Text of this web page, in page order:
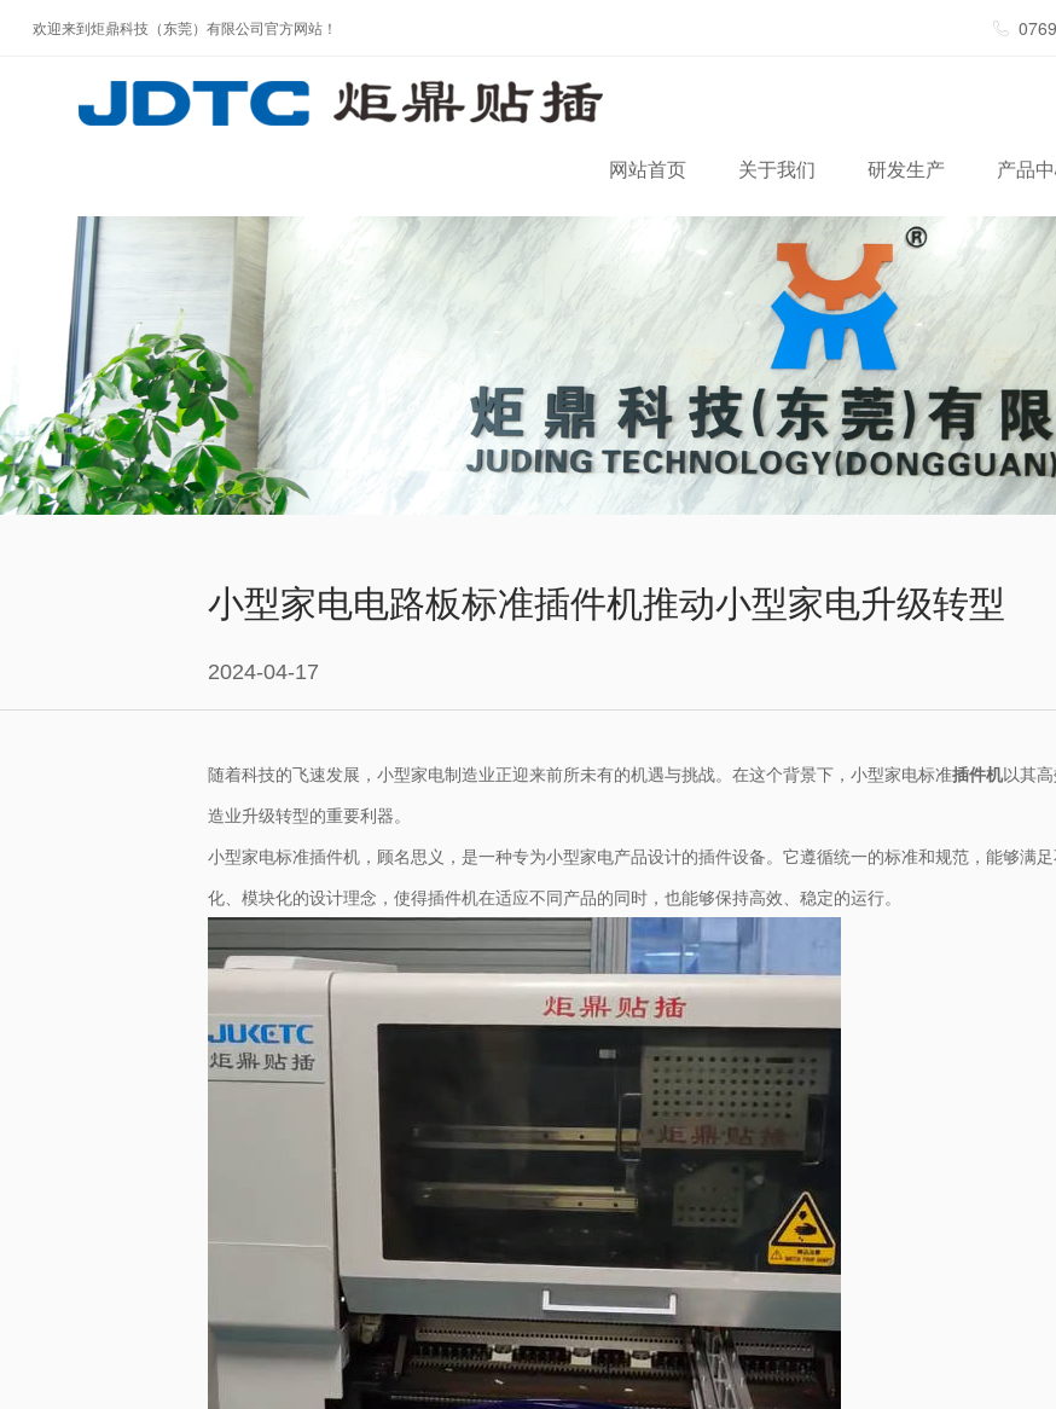
欢迎来到炬鼎科技（东莞）有限公司官方网站！
网站首页 关于我们 研发生产 产品
小型家电电路板标准插件机推动小型家电升级转型
2024-04-17
随着科技的飞速发展，小型家电制造业正迎来前所未有的机遇与挑战。在这个背景下，小型家电标准插件机以其
造业升级转型的重要利器。
小型家电标准插件机，顾名思义，是一种专为小型家电产品设计的插件设备。它遵循统一的标准和规范，能够满
化、模块化的设计理念，使得插件机在适应不同产品的同时，也能够保持高效、稳定的运行。